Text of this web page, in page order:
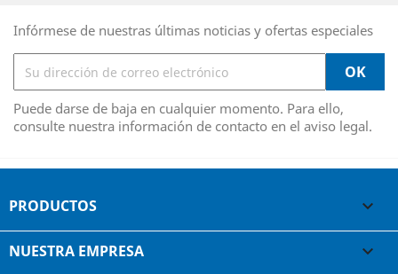
Infórmese de nuestras últimas noticias y ofertas especiales
Puede darse de baja en cualquier momento. Para ello,
consulte nuestra información de contacto en el aviso legal.
PRODUCTOS 
NUESTRA EMPRESA 